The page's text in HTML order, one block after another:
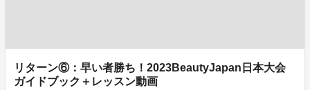
リターン⑥：早い者勝ち！2023BeautyJapan日本大会
ガイドブック＋レッスン動画